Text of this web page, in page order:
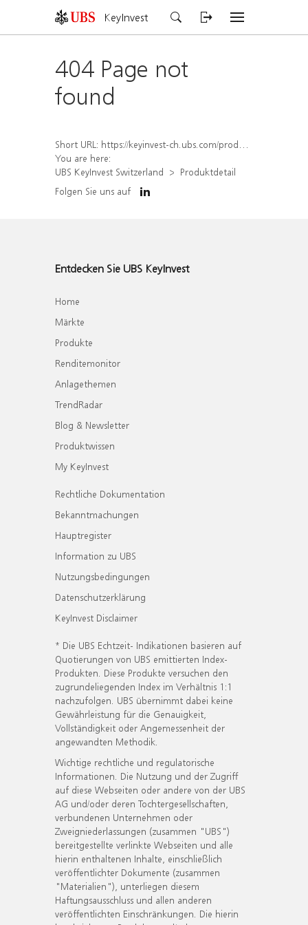
KeyInvest
404 Page not
found
Short URL: https://keyinvest-ch.ubs.com/produkt/detail/index/isin/CH1577994846
You are here:
UBS KeyInvest Switzerland
Produktdetail
Folgen Sie uns auf
Entdecken Sie UBS KeyInvest
Home
Märkte
Produkte
Renditemonitor
Anlagethemen
TrendRadar
Blog & Newsletter
Produktwissen
My KeyInvest
Rechtliche Dokumentation
Bekanntmachungen
Hauptregister
Information zu UBS
Nutzungsbedingungen
Datenschutzerklärung
KeyInvest Disclaimer
* Die UBS Echtzeit- Indikationen basieren auf
Quotierungen von UBS emittierten Index-
Produkten. Diese Produkte versuchen den
zugrundeliegenden Index im Verhältnis 1:1
nachzufolgen. UBS übernimmt dabei keine
Gewährleistung für die Genauigkeit,
Vollständigkeit oder Angemessenheit der
angewandten Methodik.
Wichtige rechtliche und regulatorische
Informationen. Die Nutzung und der Zugriff
auf diese Webseiten oder andere von der UBS
AG und/oder deren Tochtergesellschaften,
verbundenen Unternehmen oder
Zweigniederlassungen (zusammen "UBS")
bereitgestellte verlinkte Webseiten und alle
hierin enthaltenen Inhalte, einschließlich
veröffentlichter Dokumente (zusammen
"Materialien"), unterliegen diesem
Haftungsausschluss und allen anderen
veröffentlichten Einschränkungen. Die hierin